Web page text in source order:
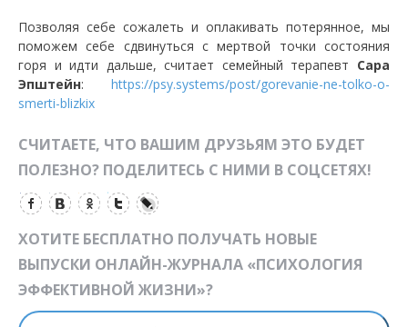
Позволяя себе сожалеть и оплакивать потерянное, мы
поможем себе сдвинуться с мертвой точки состояния
горя и идти дальше, считает семейный терапевт Сара
Эпштейн: https://psy.systems/post/gorevanie-ne-tolko-o-
smerti-blizkix
СЧИТАЕТЕ, ЧТО ВАШИМ ДРУЗЬЯМ ЭТО БУДЕТ
ПОЛЕЗНО? ПОДЕЛИТЕСЬ С НИМИ В СОЦСЕТЯХ!
ХОТИТЕ БЕСПЛАТНО ПОЛУЧАТЬ НОВЫЕ
ВЫПУСКИ ОНЛАЙН-ЖУРНАЛА «ПСИХОЛОГИЯ
ЭФФЕКТИВНОЙ ЖИЗНИ»?